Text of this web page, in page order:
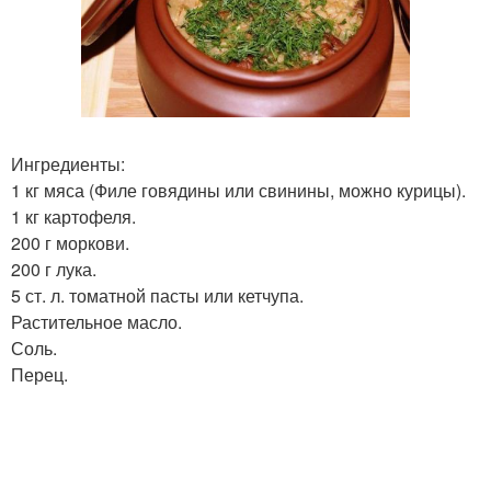
Ингредиенты:
1 кг мяса (Филе говядины или свинины, можно курицы).
1 кг картофеля.
200 г моркови.
200 г лука.
5 ст. л. томатной пасты или кетчупа.
Растительное масло.
Соль.
Перец.